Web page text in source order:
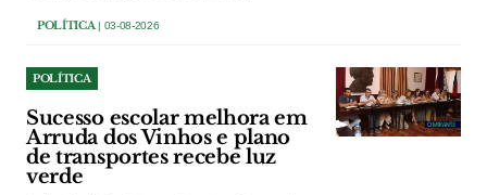
POLÍTICA | 03-08-2026
POLÍTICA
Sucesso escolar melhora em
Arruda dos Vinhos e plano
de transportes recebe luz
verde